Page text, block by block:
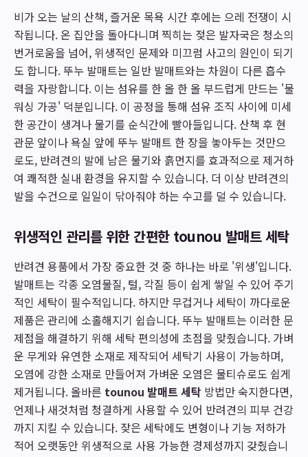
비가 오는 날의 산책, 즐거운 목욕 시간 후에는 으레 전쟁이 시
작됩니다. 온 집안을 돌아다니며 찍히는 젖은 발자국은 청소의
번거로움을 넘어, 위생적인 문제와 미끄럼 사고의 원인이 되기
도 합니다. 뚜누 발매트는 일반 발매트와는 차원이 다른 흡수
력을 자랑합니다. 이는 섬유를 한 올 한 올 부드럽게 만드는 '물
워싱 가공' 덕분입니다. 이 공정을 통해 섬유 조직 사이에 미세
한 공간이 생겨나 물기를 순식간에 빨아들입니다. 산책 후 현
관문 앞이나 욕실 앞에 뚜누 발매트 한 장을 놓아두는 것만으
로도, 반려견의 발에 남은 물기와 흙먼지를 효과적으로 제거하
여 쾌적한 실내 환경을 유지할 수 있습니다. 더 이상 반려견의
발을 수건으로 일일이 닦아줘야 하는 수고를 덜 수 있습니다.
위생적인 관리를 위한 간편한 tounou 발매트 세탁
반려견 용품에서 가장 중요한 것 중 하나는 바로 '위생'입니다.
발매트는 각종 오염물질, 털, 각질 등이 쉽게 쌓일 수 있어 주기
적인 세탁이 필수적입니다. 하지만 무겁거나 세탁이 까다로운
제품은 관리에 소홀해지기 쉽습니다. 뚜누 발매트는 이러한 문
제점을 해결하기 위해 세탁 편의성에 초점을 맞췄습니다. 가벼
운 무게와 유연한 소재로 제작되어 세탁기 사용이 가능하며,
오염에 강한 소재로 만들어져 가벼운 오염은 물티슈로도 쉽게
제거됩니다. 올바른 tounou 발매트 세탁 방법만 숙지한다면,
언제나 새것처럼 청결하게 사용할 수 있어 반려견의 피부 건강
까지 지킬 수 있습니다. 잦은 세탁에도 변형이나 기능 저하가
적어 오랫동안 위생적으로 사용 가능한 경제성까지 갖췄습니